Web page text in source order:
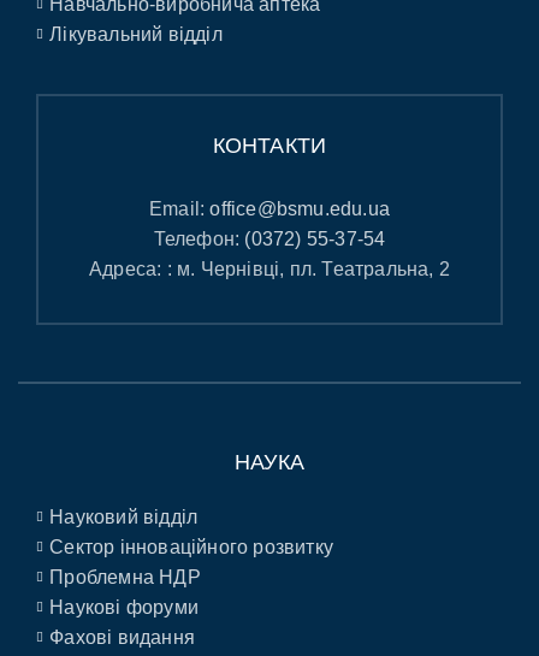
Навчально-виробнича аптека
Лікувальний відділ
КОНТАКТИ
Email:office@bsmu.edu.ua
Телефон: (0372) 55-37-54
Адреса: : м. Чернівці, пл. Театральна, 2
НАУКА
Науковий відділ
Сектор інноваційного розвитку
Проблемна НДР
Наукові форуми
Фахові видання